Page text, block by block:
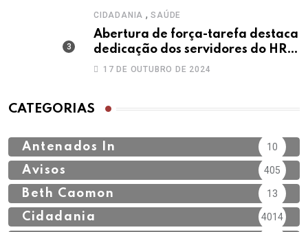
CIDADANIA ,SAÚDE
Abertura de força-tarefa destaca
dedicação dos servidores do HRT
no Outubro Rosa
17 DE OUTUBRO DE 2024
CATEGORIAS
Antenados In 10
Avisos 405
Beth Caomon 13
Cidadania 4014